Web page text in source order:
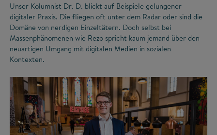
Unser Kolumnist Dr. D. blickt auf Beispiele gelungener
digitaler Praxis. Die fliegen oft unter dem Radar oder sind die
Domäne von nerdigen Einzeltätern. Doch selbst bei
Massenphänomenen wie Rezo spricht kaum jemand über den
neuartigen Umgang mit digitalen Medien in sozialen
Kontexten.